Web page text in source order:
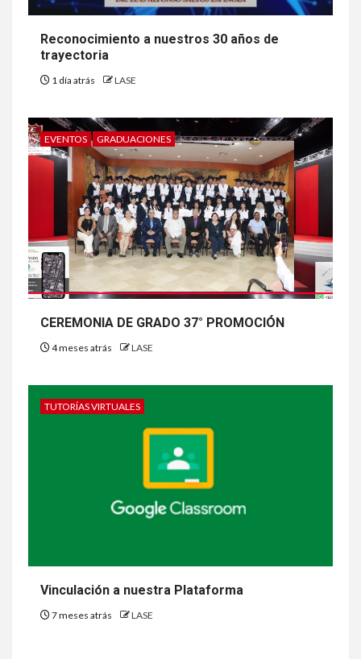
Reconocimiento a nuestros 30 años de
trayectoria
1 día atrás LASE
EVENTOS GRADUACIONES
CEREMONIA DE GRADO 37° PROMOCIÓN
4 meses atrás LASE
TUTORÍAS VIRTUALES
Vinculación a nuestra Plataforma
7 meses atrás LASE